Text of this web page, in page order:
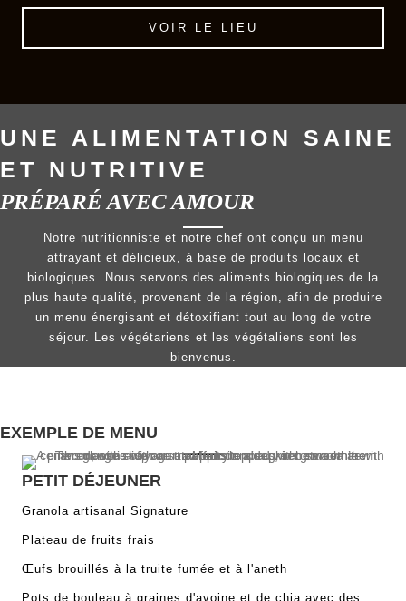
VOIR LE LIEU
UNE ALIMENTATION SAINE
ET NUTRITIVE
PRÉPARÉ AVEC AMOUR
Notre nutritionniste et notre chef ont conçu un menu
attrayant et délicieux, à base de produits locaux et
biologiques. Nous servons des aliments biologiques de la
plus haute qualité, provenant de la région, afin de produire
un menu énergisant et détoxifiant tout au long de votre
séjour. Les végétariens et les végétaliens sont les
bienvenus.
EXEMPLE DE MENU
PETIT DÉJEUNER
Granola artisanal Signature
Plateau de fruits frais
Œufs brouillés à la truite fumée et à l'aneth
Pots de bouleau à graines d'avoine et de chia avec des